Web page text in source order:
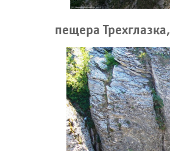
пещера Трехглазка,